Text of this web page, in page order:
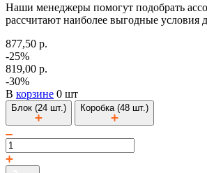
Наши менеджеры помогут подобрать
рассчитают наиболее выгодные условия
877,50 р.
-25%
819,00 р.
-30%
В корзине 0 шт
Блок (24 шт.) Коробка (48 шт.)